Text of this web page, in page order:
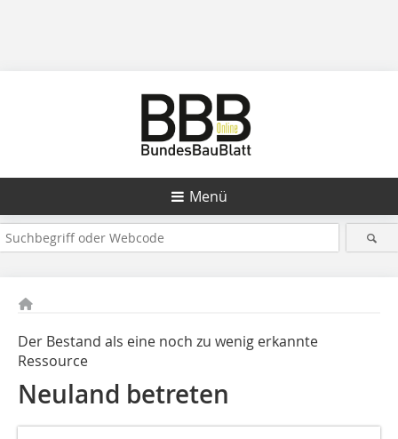
Menü
Der Bestand als eine noch zu wenig erkannte
Ressource
Neuland betreten